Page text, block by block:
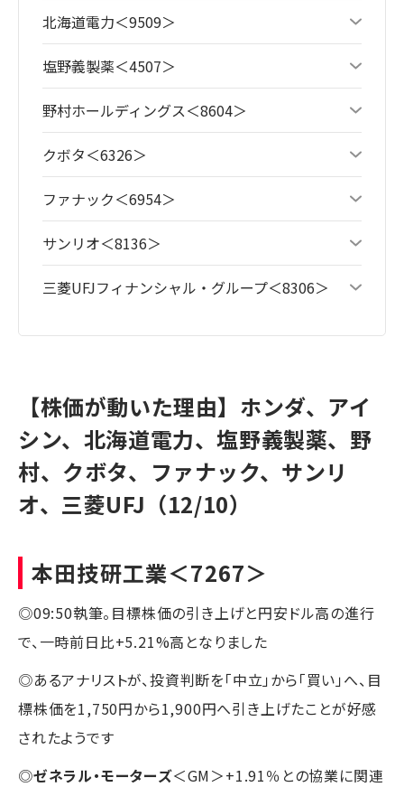
北海道電力＜9509＞
塩野義製薬＜4507＞
野村ホールディングス＜8604＞
クボタ＜6326＞
ファナック＜6954＞
サンリオ＜8136＞
三菱UFJフィナンシャル・グループ＜8306＞
【株価が動いた理由】ホンダ、アイ
シン、北海道電力、塩野義製薬、野
村、クボタ、ファナック、サンリ
オ、三菱UFJ（12/10）
本田技研工業＜7267＞
◎09:50執筆。目標株価の引き上げと円安ドル高の進行
で、一時前日比+5.21%高となりました
◎あるアナリストが、投資判断を「中立」から「買い」へ、目
標株価を1,750円から1,900円へ引き上げたことが好感
されたようです
◎ゼネラル・モーターズ＜GM＞+1.91％との協業に関連